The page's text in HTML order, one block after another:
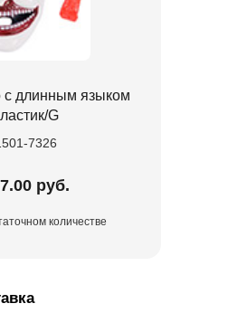
с длинным языком
G
7326
руб.
количестве